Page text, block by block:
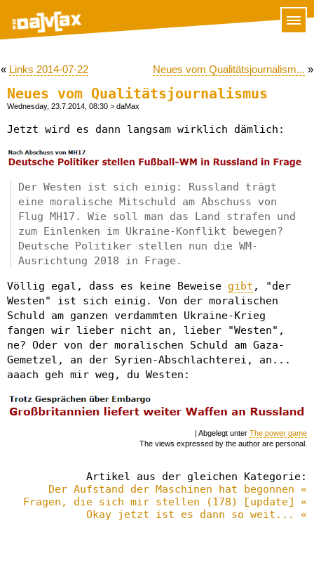
« Links 2014-07-22 Neues vom Qualitätsjournalism... »
Neues vom Qualitätsjournalismus
Wednesday, 23.7.2014, 08:30 > daMax
Jetzt wird es dann langsam wirklich dämlich:
Der Westen ist sich einig: Russland trägt
eine moralische Mitschuld am Abschuss von
Flug MH17. Wie soll man das Land strafen und
zum Einlenken im Ukraine-Konflikt bewegen?
Deutsche Politiker stellen nun die WM-
Ausrichtung 2018 in Frage.
Völlig egal, dass es keine Beweise gibt , "der
Westen" ist sich einig. Von der moralischen
Schuld am ganzen verdammten Ukraine-Krieg
fangen wir lieber nicht an, lieber "Westen",
ne? Oder von der moralischen Schuld am Gaza-
Gemetzel, an der Syrien-Abschlachterei, an...
aaach geh mir weg, du Westen:
| Abgelegt unter The power game
The views expressed by the author are personal.
Artikel aus der gleichen Kategorie:
Der Aufstand der Maschinen hat begonnen «
Fragen, die sich mir stellen (178) [update] «
Okay jetzt ist es dann so weit... «